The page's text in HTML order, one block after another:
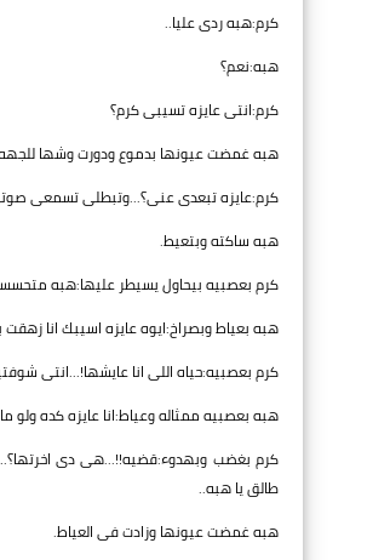
كرم:هبه ردى عليا..
هبه:نعم؟
كرم:انتى عايزه تسيبى كرم؟
هبه غمضت عيونها بدموع ودورت وشها
كرم:عايزه تبعدى عنى؟...وتبطلى تسمعى
هبه ساكته وبتعيط.
كرم بعصبيه بيحاول يسيطر عليها:هبه
هبه بعياط وبصراخ:ايوه عايزه اسيبك انا
كرم بعصبيه:حياه اللى انا عايشها!...انتى
هبه بعصبيه ممثاله وعياط:انا عايزه كده
كرم بغضب وبهدوء:قضيه!!...هى دى
طالق يا هبه..
هبه غمضت عيونها وزادت فى العياط.